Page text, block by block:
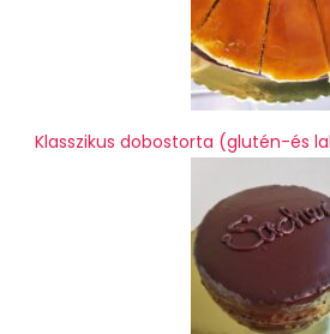
Klasszikus dobostorta (glutén-és